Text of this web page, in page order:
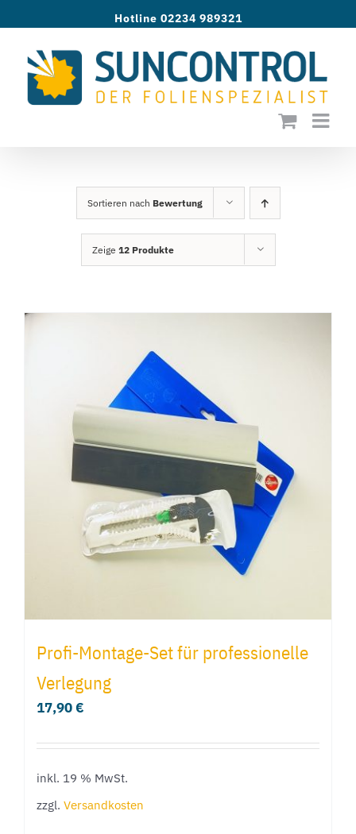
springen
Hotline 02234 989321
Sortieren nach Bewertung
Zeige 12 Produkte
Profi-Montage-Set für professionelle
Verlegung
17,90€
inkl. 19 % MwSt.
zzgl. Versandkosten